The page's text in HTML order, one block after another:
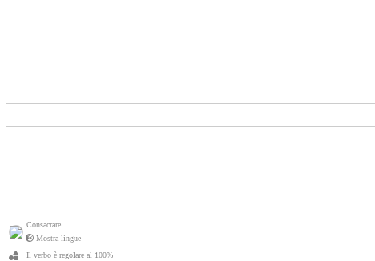
Consacrare
Mostra lingue
Il verbo è regolare al 100%